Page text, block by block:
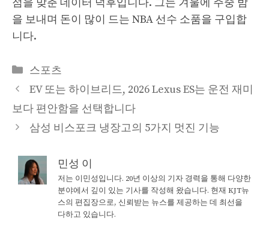
을 보내며 돈이 많이 드는 NBA 선수 소품을 구입합
니다.
Categories
스포츠
EV 또는 하이브리드, 2026 Lexus ES는 운전 재미
보다 편안함을 선택합니다
삼성 비스포크 냉장고의 5가지 멋진 기능
민성 이
저는 이민성입니다. 20년 이상의 기자 경력을 통해 다양한
분야에서 깊이 있는 기사를 작성해 왔습니다. 현재 KJT뉴
스의 편집장으로, 신뢰받는 뉴스를 제공하는 데 최선을
다하고 있습니다.